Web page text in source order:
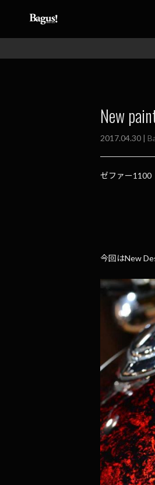
ン
ー
New
2017.04.30 |
ゼファー1100
今回はNew